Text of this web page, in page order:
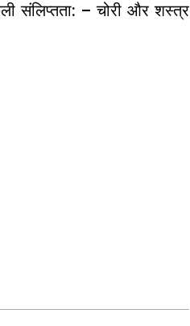
संलिप्तता: – चोरी और शस्त्र